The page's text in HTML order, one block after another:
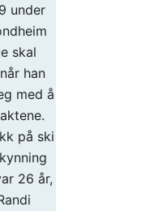
under
skal
han
med å
på ski
26 år,